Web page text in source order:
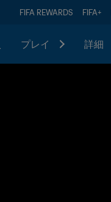
FIFA REWARDS FIFA+
プレイ 詳細